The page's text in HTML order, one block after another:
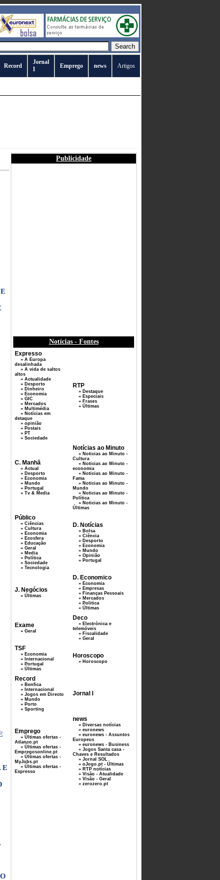
Record
Jornal
I
Emprego news Artigos
E
Publicidade
Notícias - Fontes
Expresso
» A Europa
desalinhada
» A vida de saltos
altos
» Actualidade
» Desporto
» Dinheiro
» Economia
» GIC
» Mercados
» Multimédia
» Notícias em
detaque
» opinião
» Postais
» PT
» Sociedade
RTP
» Destaque
» Especiais
» Frases
» Últimas
C. Manhã
» Actual
» Desporto
» Economia
» Mundo
» Portugal
» Tv & Media
Notícias ao Minuto
» Noticias ao Minuto -
Cultura
» Noticias ao Minuto -
economia
» Noticias ao Minuto -
Fama
» Noticias ao Minuto -
Mundo
» Noticias ao Minuto -
Política
» Noticias ao Minuto -
Últimas
Público
» Ciências
» Cultura
» Economia
» Ecosfera
» Educação
» Geral
» Media
» Política
» Sociedade
» Tecnologia
D. Notícias
» Bolsa
» Ciência
» Desporto
» Economia
» Mundo
» Opinião
» Portugal
J. Negócios
» Últimas
D. Economico
» Economia
» Empresas
» Finanças Pessoais
» Mercados
» Politica
» Últimas
Exame
» Geral
Deco
» Electrónica e
telemóveis
» Fiscalidade
» Geral
TSF
» Economia
» Internacional
» Portugal
» Últimas
Horoscopo
» Horoscopo
Record
» Benfica
» Internacional
» Jogos em Directo
» Mundo
» Porto
» Sporting
Jornal I
Emprego
» Últimas ofertas -
Atlanco.pt
» Últimas ofertas -
Empregosonline.pt
» Últimas ofertas -
MyJobs.pt
» Últimas ofertas -
Expresso
news
» Diversas notícias
» euronews
» euronews - Assuntos
Europeus
» euronews - Business
» Jogos Santa casa -
Chaves e Resultados
» Jornal SOL
» oJogo.pt - Últimas
» RTP notícias
» Visão - Atualidade
» Visão - Geral
» zerozero.pt